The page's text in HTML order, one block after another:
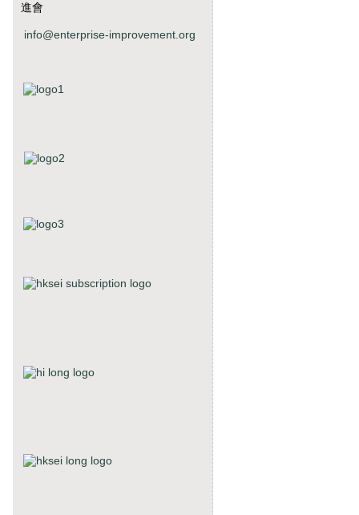
進會
info@enterprise-improvement.org